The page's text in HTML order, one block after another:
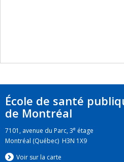
École de santé
de Montréal
7101, avenue du Parc, 3e étage
Montréal (Québec) H3N 1X9
Voir sur la carte